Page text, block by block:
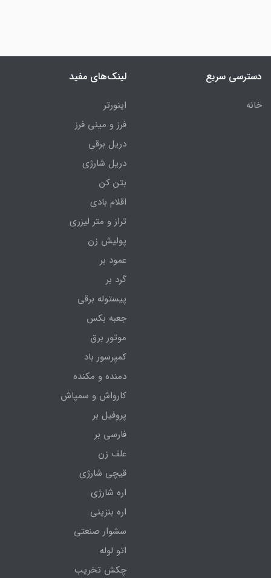
دسترسی سریع
خانه
لینک‌های مفید
اینورتر
فرز و مینی فرز
دریل برقی
دریل شارژی
بتن کن
اقلام بادی
تراز و متر لیزری
پولیش زن
عمود بر
گرد بر
پیستوله برقی
جعبه بکس
موتور برق
کمپرسور باد
دمنده و مکنده
کارواش و سمپاش
پروفیل بر
فارسی بر
علف زن
قیچی شارژی
اره شارژی
اره بنزینی
سشوار صنعتی
اتو لوله
چکش تخریب